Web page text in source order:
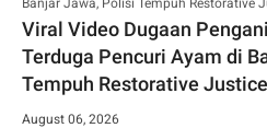
Viral Video Dugaan
Terduga Pencuri Ayam di
Tempuh Restorative Justice
August 06, 2026